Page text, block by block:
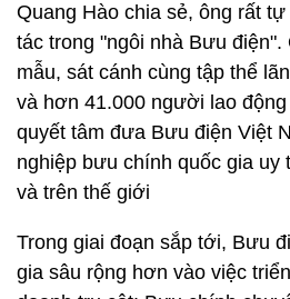
Quang Hào chia sẻ, ông rất
tác trong "ngôi nhà Bưu
mẫu, sát cánh cùng tập thể
và hơn 41.000 người lao
quyết tâm đưa Bưu điện Việt
nghiệp bưu chính quốc gia uy
và trên thế giới
Trong giai đoạn sắp tới, Bưu
gia sâu rộng hơn vào việc